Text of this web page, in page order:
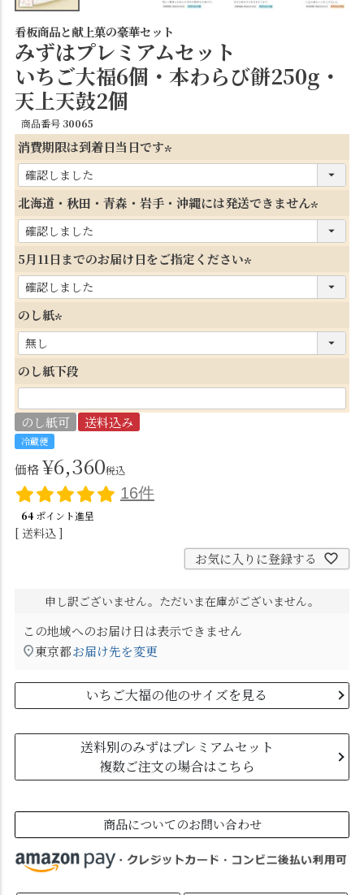
看板商品と献上菓の豪華セット
みずはプレミアムセット
いちご大福6個・本わらび餅250g・
天上天鼓2個
商品番号 30065
消費期限は到着日当日です
必
須
北海道・秋田・青森・岩手・沖縄には発送できません
必
5月11日までのお届け日をご指定ください
必
のし紙
必
須
のし紙下段
のし紙可 送料込み
冷蔵便
価格¥6,360税込
16件
64 ポイント進呈
送料込
お気に入りに登録する
申し訳ございません。ただいま在庫がございません。
この地域へのお届け日は表示できません
東京都お届け先を変更
いちご大福の他のサイズを見る
送料別のみずはプレミアムセット
複数ご注文の場合はこちら
商品についてのお問い合わせ